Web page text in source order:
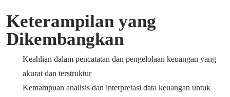
Keterampilan yang
Dikembangkan
Keahlian dalam pencatatan dan pengelolaan keuangan yang
akurat dan terstruktur
Kemampuan analisis dan interpretasi data keuangan untuk